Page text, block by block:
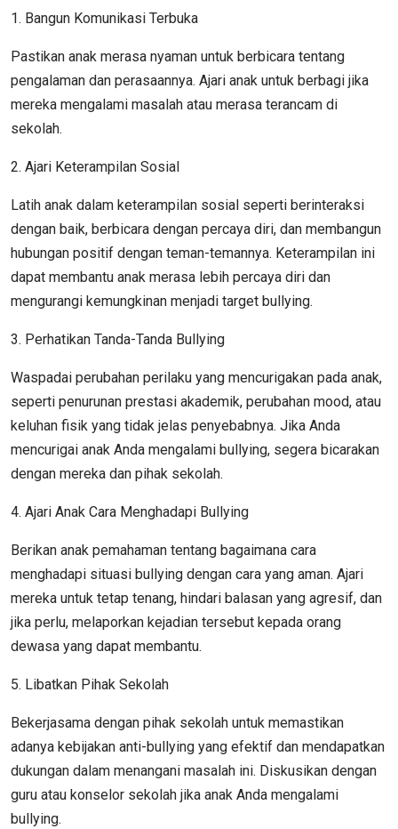
1. Bangun Komunikasi Terbuka
Pastikan anak merasa nyaman untuk berbicara tentang
pengalaman dan perasaannya. Ajari anak untuk berbagi jika
mereka mengalami masalah atau merasa terancam di
sekolah.
2. Ajari Keterampilan Sosial
Latih anak dalam keterampilan sosial seperti berinteraksi
dengan baik, berbicara dengan percaya diri, dan membangun
hubungan positif dengan teman-temannya. Keterampilan ini
dapat membantu anak merasa lebih percaya diri dan
mengurangi kemungkinan menjadi target bullying.
3. Perhatikan Tanda-Tanda Bullying
Waspadai perubahan perilaku yang mencurigakan pada anak,
seperti penurunan prestasi akademik, perubahan mood, atau
keluhan fisik yang tidak jelas penyebabnya. Jika Anda
mencurigai anak Anda mengalami bullying, segera bicarakan
dengan mereka dan pihak sekolah.
4. Ajari Anak Cara Menghadapi Bullying
Berikan anak pemahaman tentang bagaimana cara
menghadapi situasi bullying dengan cara yang aman. Ajari
mereka untuk tetap tenang, hindari balasan yang agresif, dan
jika perlu, melaporkan kejadian tersebut kepada orang
dewasa yang dapat membantu.
5. Libatkan Pihak Sekolah
Bekerjasama dengan pihak sekolah untuk memastikan
adanya kebijakan anti-bullying yang efektif dan mendapatkan
dukungan dalam menangani masalah ini. Diskusikan dengan
guru atau konselor sekolah jika anak Anda mengalami
bullying.